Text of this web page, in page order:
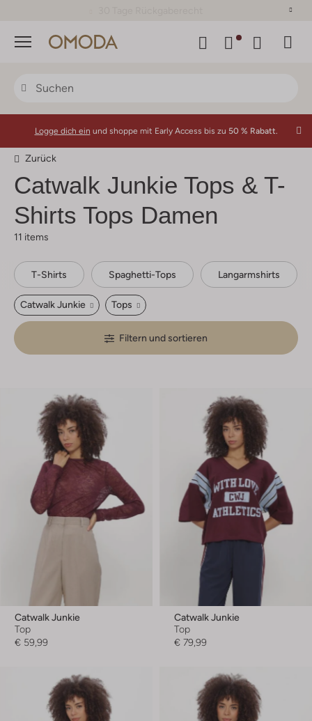
Menü
Logge dich ein und shoppe mit Early Access bis zu 50 % Rabatt.
Zurück
Catwalk Junkie Tops & T-
Shirts Tops Damen
11 items
T-Shirts Spaghetti-Tops Langarmshirts
Catwalk Junkie Tops
Filtern und sortieren
Catwalk Junkie
Top
€ 59,99
Catwalk Junkie
Top
€ 79,99